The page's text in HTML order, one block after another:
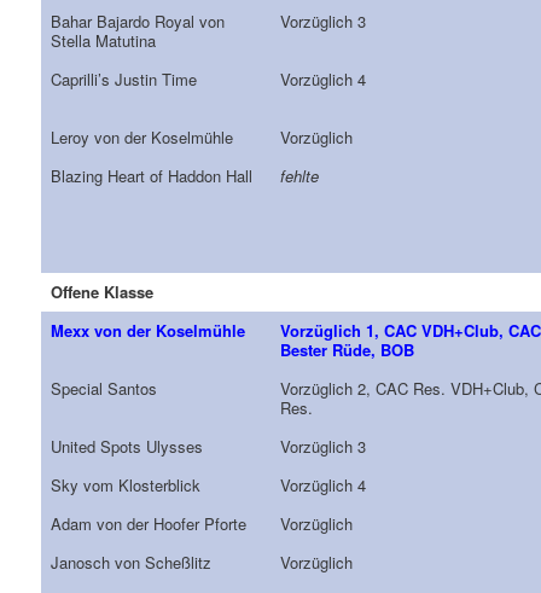
Bahar Bajardo Royal von
Stella Matutina
Vorzüglich 3
Caprilli’s Justin Time Vorzüglich 4
Leroy von der Koselmühle
Vorzüglich
Blazing Heart of Haddon Hall
fehlte
Offene Klasse
Mexx von der Koselmühle
Vorzüglich 1, CAC VDH+Club,
Bester Rüde, BOB
Special Santos
Vorzüglich 2, CAC Res. VDH+Club,
Res.
United Spots Ulysses
Vorzüglich 3
Sky vom Klosterblick
Vorzüglich 4
Adam von der Hoofer Pforte
Vorzüglich
Janosch von Scheßlitz
Vorzüglich